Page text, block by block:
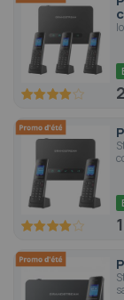
80 100
80 100